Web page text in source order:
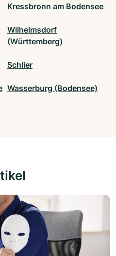
Kressbronn am Bodensee
Wilhelmsdorf
(Württemberg)
Schlier
Wasserburg (Bodensee)